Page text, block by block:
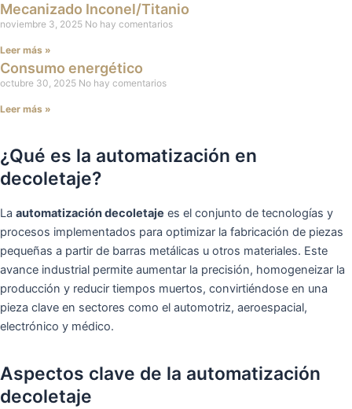
Mecanizado Inconel/Titanio
noviembre 3, 2025 No hay comentarios
Leer más »
Consumo energético
octubre 30, 2025 No hay comentarios
Leer más »
¿Qué es la automatización en
decoletaje?
La automatización decoletaje es el conjunto de tecnologías y
procesos implementados para optimizar la fabricación de piezas
pequeñas a partir de barras metálicas u otros materiales. Este
avance industrial permite aumentar la precisión, homogeneizar la
producción y reducir tiempos muertos, convirtiéndose en una
pieza clave en sectores como el automotriz, aeroespacial,
electrónico y médico.
Aspectos clave de la automatización
decoletaje